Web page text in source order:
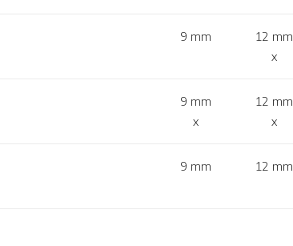
9 mm
12 mm​
x
9 mm
x
12 mm​
x
9 mm 12 mm​